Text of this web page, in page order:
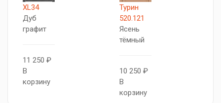
XL34
Дуб
графит
11 250 ₽
В
корзину
Турин
520.121
Ясень
тёмный
10 250 ₽
В
корзину